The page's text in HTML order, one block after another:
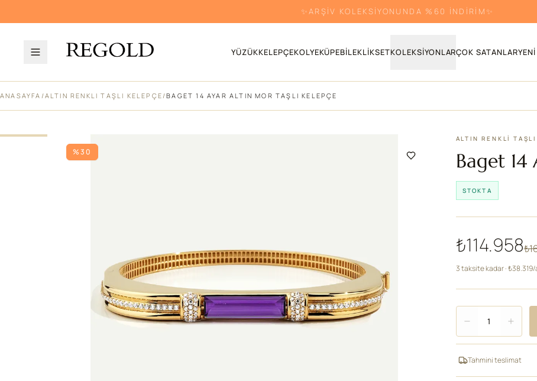
✨ARŞİV KOLEKSİYONUNDA %60 İNDİRİM✨
YÜZÜKKELEPÇEKOLYEKÜPEBILEKLIKSETKOLEKSIYONLARÇOK SATANLAR
ANASAYFA /ALTIN RENKLI TAŞLI KELEPÇE/BAGET 14 AYAR ALTIN MOR TAŞLI KELEPÇE
%30
ALTIN RENKLI
Baget 14
STOKTA
₺114.958
3 taksite kadar ·
1
Tahmini teslimat